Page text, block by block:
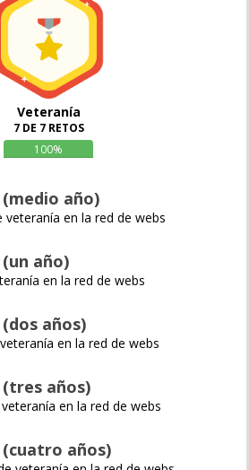
Veteranía
7 DE 7 RETOS
100%
año)
veteranía en la red de webs
año)
en la red de webs
años)
en la red de webs
años)
en la red de webs
años)